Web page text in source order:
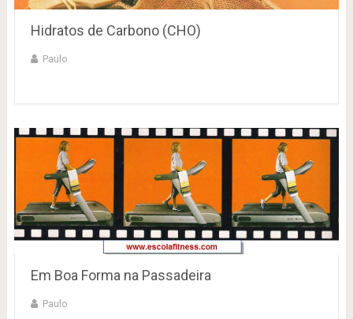
Hidratos de Carbono (CHO)
Paulo
Em Boa Forma na Passadeira
Paulo